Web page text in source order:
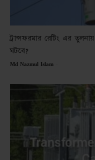
ট্রান্সফরমার রেটিং এর
ঘটবে?
Md Nazmul Islam